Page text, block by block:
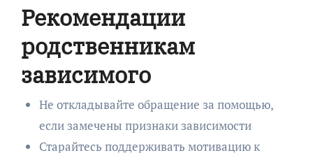
Рекомендации
родственникам
зависимого
Не откладывайте обращение за помощью,
если замечены признаки зависимости
Старайтесь поддерживать мотивацию к